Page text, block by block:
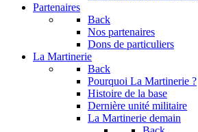
Partenaires
Back
Nos partenaires
Dons de particuliers
La Martinerie
Back
Pourquoi La Martinerie ?
Histoire de la base
Dernière unité militaire
La Martinerie demain